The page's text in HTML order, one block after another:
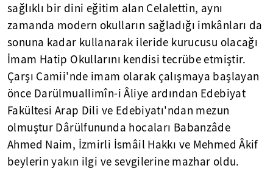
sağlıklı bir dini eğitim alan Celalettin, aynı
zamanda modern okulların sağladığı imkânları da
sonuna kadar kullanarak ileride kurucusu olacağı
İmam Hatip Okullarını kendisi tecrübe etmiştir.
Çarşı Camii'nde imam olarak çalışmaya başlayan
önce Darülmuallimîn-i Âliye ardından Edebiyat
Fakültesi Arap Dili ve Edebiyatı'ndan mezun
olmuştur Dârülfununda hocaları Babanzâde
Ahmed Naim, İzmirli İsmâil Hakkı ve Mehmed Âkif
beylerin yakın ilgi ve sevgilerine mazhar oldu.